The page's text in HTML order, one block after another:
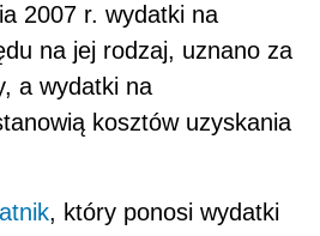
2007 r. wydatki na
na jej rodzaj, uznano za
a wydatki na
kosztów uzyskania
, który ponosi wydatki